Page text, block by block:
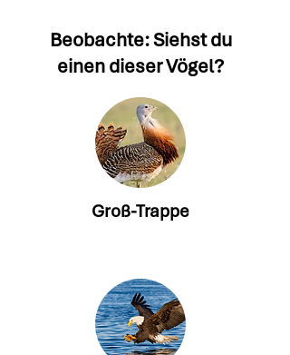
Beobachte: Siehst du
einen dieser Vögel?
Groß-Trappe